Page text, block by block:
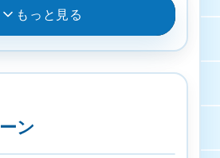
円
グ
ら
水曜日・木曜日・金曜日・土曜
分～19時00分
もっと見る
ン